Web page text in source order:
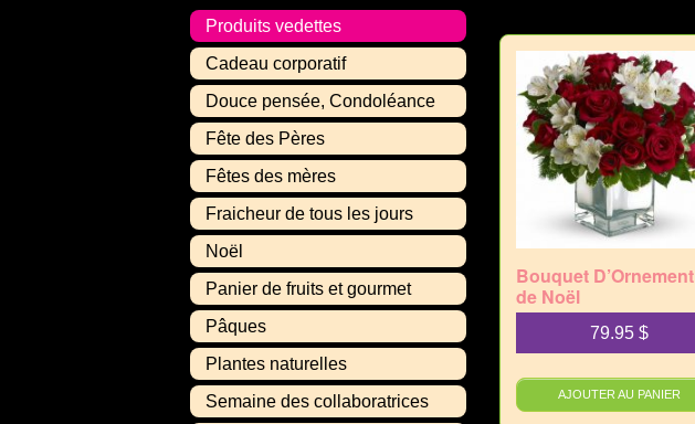
Produits vedettes
Cadeau corporatif
Douce pensée, Condoléance
Fête des Pères
Fêtes des mères
Fraicheur de tous les jours
Noël
Panier de fruits et gourmet
Pâques
Plantes naturelles
Semaine des collaboratrices
Bouquet D’Ornement
de Noël
79.95$
AJOUTER AU PANIER